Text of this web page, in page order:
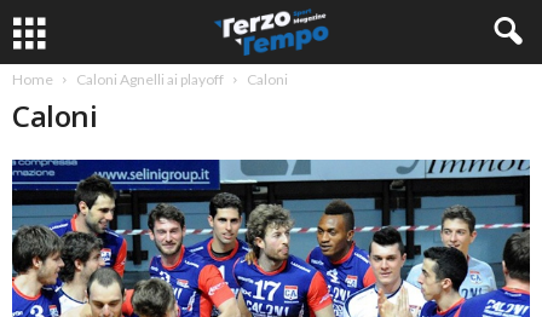
Home Caloni Agnelli ai playoff Caloni
Caloni